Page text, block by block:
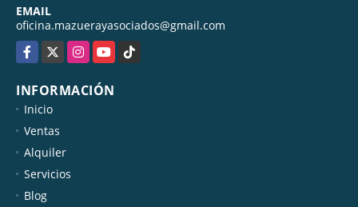
EMAIL
oficina.mazuerayasociados@gmail.com
Facebook
X InstagramYouTubeTikTok
INFORMACIÓN
Inicio
Ventas
Alquiler
Servicios
Blog